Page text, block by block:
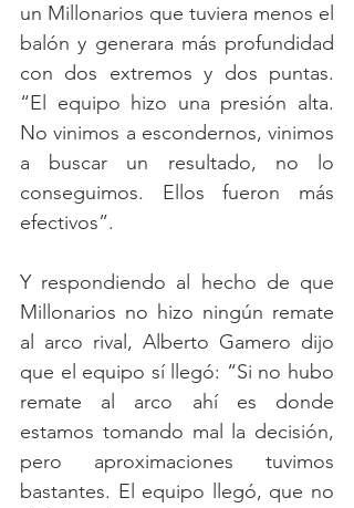
un Millonarios que tuviera menos el
balón y generara más profundidad
con dos extremos y dos puntas.
“El equipo hizo una presión alta.
No vinimos a escondernos, vinimos
a buscar un resultado, no lo
conseguimos. Ellos fueron más
efectivos”.
Y respondiendo al hecho de que
Millonarios no hizo ningún remate
al arco rival, Alberto Gamero dijo
que el equipo sí llegó: “Si no hubo
remate al arco ahí es donde
estamos tomando mal la decisión,
pero aproximaciones tuvimos
bastantes. El equipo llegó, que no